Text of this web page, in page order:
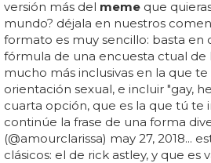
versión más del meme que
mundo? déjala en nuestros
formato es muy sencillo: basta en
fórmula de una encuesta ctual
mucho más inclusivas en la que
orientación sexual, e incluir "gay,
cuarta opción, que es la que tú te
continúe la frase de una forma
(@amourclarissa) may 27, 2018...
clásicos: el de rick astley, y que es